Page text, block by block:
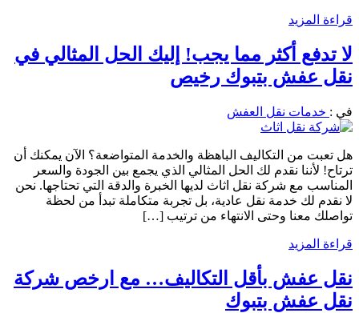
قراءة المزيد
لا تدفع أكثر مما يجب! إليك الحل المثالي في
نقل عفش بتبوك رخيص
في : خدمات نقل العفش
هل تعبت من التكاليف الباهظة والخدمة المتواضعة؟ الآن يمكنك أن
ترتاح! لأننا نقدم لك الحل المثالي الذي يجمع بين الجودة والسعر
المناسب مع شركة نقل اثاث لديها الخبرة والدقة التي تحتاجها. نحن
لا نقدم لك خدمة نقل عادية، بل تجربة متكاملة تبدأ من لحظة
تواصلك معنا وحتى الانتهاء من ترتيب […]
قراءة المزيد
نقل عفش بأقل التكاليف… مع ارخص شركة
نقل عفش بتبوك